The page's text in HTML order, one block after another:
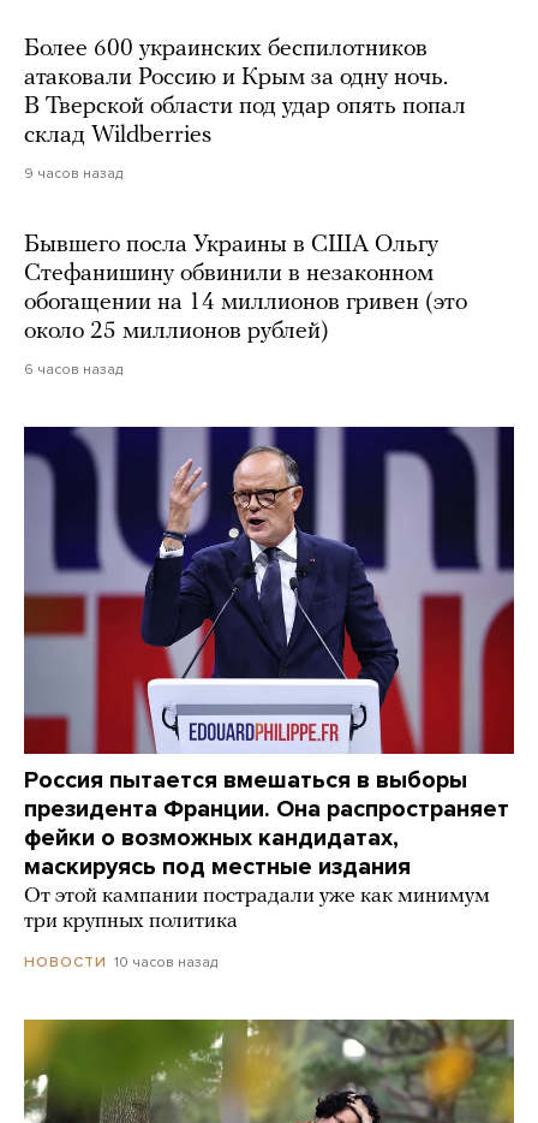
Более 600 украинских беспилотников
атаковали Россию и Крым за одну ночь.
В Тверской области под удар опять попал
склад Wildberries
9 часов назад
Бывшего посла Украины в США Ольгу
Стефанишину обвинили в незаконном
обогащении на 14 миллионов гривен (это
около 25 миллионов рублей)
6 часов назад
Россия пытается вмешаться в выборы
президента Франции. Она распространяет
фейки о возможных кандидатах,
маскируясь под местные издания
От этой кампании пострадали уже как минимум
три крупных политика
НОВОСТИ 10 часов назад